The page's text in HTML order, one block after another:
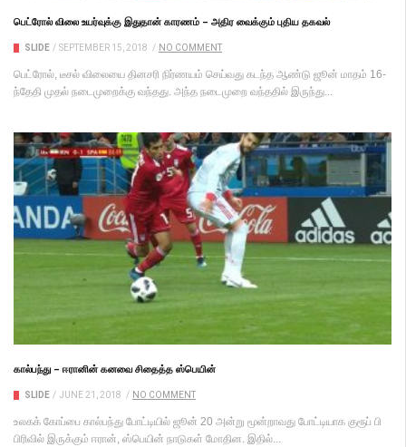
பெட்ரோல் விலை உயர்வுக்கு இதுதான் காரணம் – அதிர வைக்கும் புதிய தகவல்
SLIDE / SEPTEMBER 15, 2018 / NO COMMENT
பெட்ரோல், டீசல் விலையை தினசரி நிர்ணயம் செய்வது கடந்த ஆண்டு ஜூன் மாதம் 16-
ந்தேதி முதல் நடைமுறைக்கு வந்தது. அந்த நடைமுறை வந்ததில் இருந்து...
கால்பந்து – ஈரானின் கனவை சிதைத்த ஸ்பெயின்
SLIDE / JUNE 21, 2018 / NO COMMENT
உலகக் கோப்பை கால்பந்து போட்டியில் ஜூன் 20 அன்று மூன்றாவது போட்டியாக குரூப் பி
பிரிவில் இருக்கும் ஈரான், ஸ்பெயின் நாடுகள் மோதின. இதில்...